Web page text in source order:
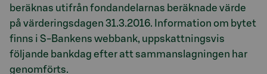
beräknas utifrån fondandelarnas beräknade värde
på värderingsdagen 31.3.2016. Information om bytet
finns i S-Bankens webbank, uppskattningsvis
följande bankdag efter att sammanslagningen har
genomförts.